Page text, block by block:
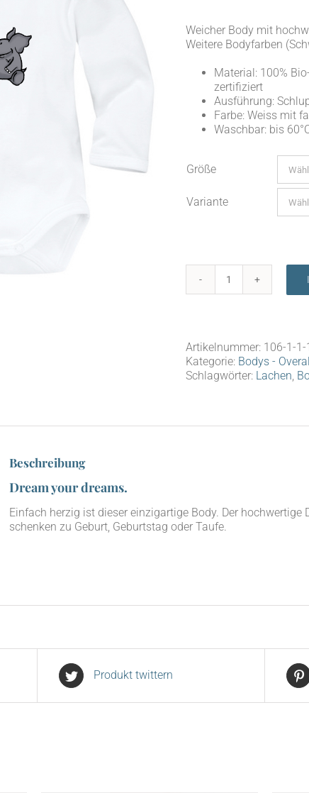
Weicher Body mit
Weitere Bodyfarben
Material: 100%
zertifiziert
Ausführung:
Farbe: Weiss mit
Waschbar: bis
Größe
Variante
Body
Artikelnummer: 106-1-1-
Kategorie: Bodys -
Schlagwörter: Lachen,
Beschreibung
Dream your dreams.
Ein­fach her­zig ist die­ser ein­zig­ar­ti­ge Body. Der
schen­ken zu Geburt, Geburts­tag oder Taufe.
Produkt twittern